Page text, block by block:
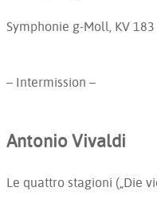
Symphonie g-Moll, KV 183
– Intermission –
Antonio Vivaldi
Le quattro stagioni („Die